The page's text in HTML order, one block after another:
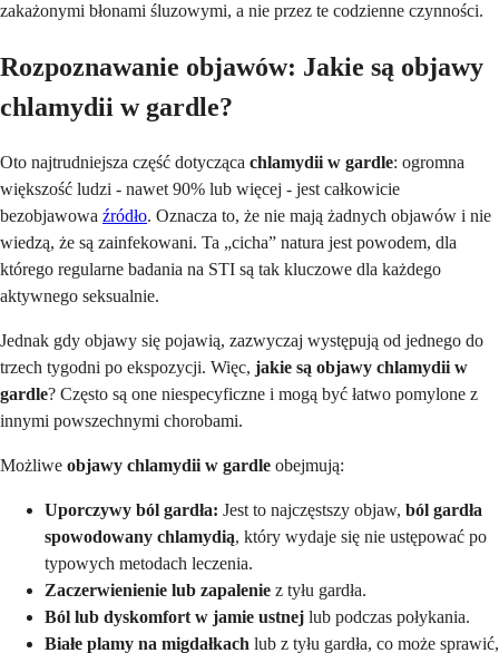
zakażonymi błonami śluzowymi, a nie przez te codzienne czynności.
Rozpoznawanie objawów: Jakie są objawy
chlamydii w gardle?
Oto najtrudniejsza część dotycząca chlamydii w gardle: ogromna
większość ludzi - nawet 90% lub więcej - jest całkowicie
bezobjawowa źródło. Oznacza to, że nie mają żadnych objawów i nie
wiedzą, że są zainfekowani. Ta „cicha” natura jest powodem, dla
którego regularne badania na STI są tak kluczowe dla każdego
aktywnego seksualnie.
Jednak gdy objawy się pojawią, zazwyczaj występują od jednego do
trzech tygodni po ekspozycji. Więc, jakie są objawy chlamydii w
gardle? Często są one niespecyficzne i mogą być łatwo pomylone z
innymi powszechnymi chorobami.
Możliwe objawy chlamydii w gardle obejmują:
Uporczywy ból gardła: Jest to najczęstszy objaw, ból gardła
spowodowany chlamydią, który wydaje się nie ustępować po
typowych metodach leczenia.
Zaczerwienienie lub zapalenie z tyłu gardła.
Ból lub dyskomfort w jamie ustnej lub podczas połykania.
Białe plamy na migdałkach lub z tyłu gardła, co może sprawić,